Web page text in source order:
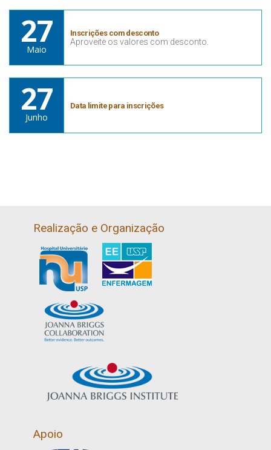
27
Maio
Inscrições com desconto
Aproveite os valores com desconto.
27
Junho
Data limite para inscrições
Realização e Organização
Apoio